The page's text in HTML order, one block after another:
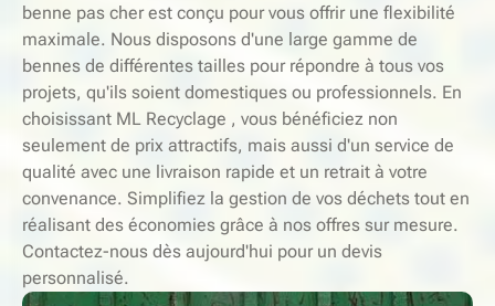
benne pas cher est conçu pour vous offrir une flexibilité
maximale. Nous disposons d'une large gamme de
bennes de différentes tailles pour répondre à tous vos
projets, qu'ils soient domestiques ou professionnels. En
choisissant ML Recyclage , vous bénéficiez non
seulement de prix attractifs, mais aussi d'un service de
qualité avec une livraison rapide et un retrait à votre
convenance. Simplifiez la gestion de vos déchets tout en
réalisant des économies grâce à nos offres sur mesure.
Contactez-nous dès aujourd'hui pour un devis
personnalisé.